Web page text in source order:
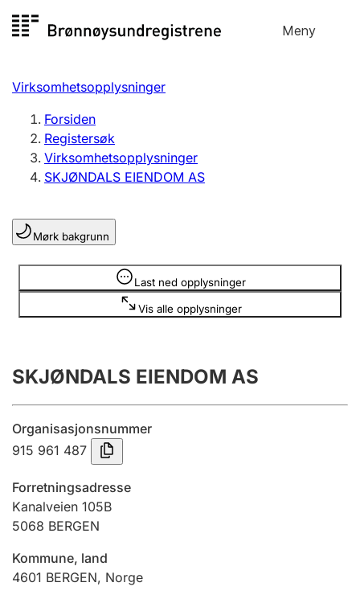
til
Meny
Registersøk
Aksjeselskap
Enkeltpersonforetak
Registrere, endre, slette
Lag og forening
Registrere, endre, slette
Årsregnskap
Innsending og forsinkelsesgebyr
Tinglysing
Jeger
Virksomhetsopplysninger
Forsiden
Registersøk
Virksomhetsopplysninger
SKJØNDALS EIENDOM AS
Mørk bakgrunn
Last ned opplysninger
Vis alle opplysninger
Opplysninger er skjult
SKJØNDALS EIENDOM AS
Organisasjonsnummer
915 961 487
Forretningsadresse
Kanalveien 105B
5068 BERGEN
Kommune, land
4601 BERGEN, Norge